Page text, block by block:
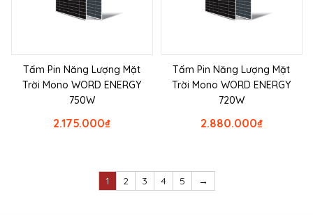
Tấm Pin Năng Lượng Mặt
Trời Mono WORD ENERGY
750W
₫
2.175.000
Tấm Pin Năng Lượng Mặt
Trời Mono WORD ENERGY
720W
₫
2.880.000
1 2 3 4 5 →